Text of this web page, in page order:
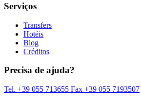
Serviços
Transfers
Hotéis
Blog
Créditos
Precisa de ajuda?
Tel. +39 055 713655 Fax +39 055 7193507